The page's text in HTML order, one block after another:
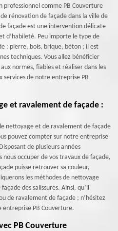
professionnel comme PB Couverture
rénovation de façade dans la ville de
façade est une intervention délicate
d’habileté. Peu importe le type de
: pierre, bois, brique, béton ; il est
techniques. Vous allez bénéficier
normes, fiables et réaliser dans les
services de notre entreprise PB
et ravalement de façade :
nettoyage et de ravalement de façade
pouvez compter sur notre entreprise
de plusieurs années
nous occuper de vos travaux de façade,
puisse retrouver sa couleur,
les méthodes de nettoyage
des salissures. Ainsi, qu’il
de ravalement de façade ; n’hésitez
PB Couverture.
PB Couverture